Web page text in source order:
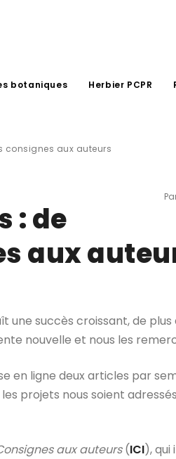
botaniques Herbier PCPR
consignes aux auteurs
: de
aux
une succès croissant, de plus
nouvelle et nous les
en ligne deux articles par
projets nous soient
aux auteurs(ICI),